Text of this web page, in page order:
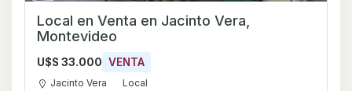
Local en Venta en Jacinto Vera,
Montevideo
U$S 33.000 VENTA
Jacinto Vera Local